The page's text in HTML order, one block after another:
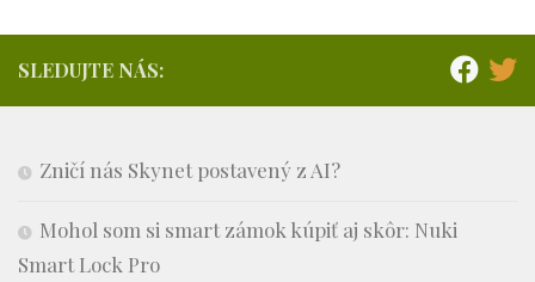
SLEDUJTE NÁS:
Zničí nás Skynet postavený z AI?
Mohol som si smart zámok kúpiť aj skôr: Nuki
Smart Lock Pro